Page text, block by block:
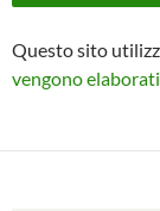
Questo sito
vengono